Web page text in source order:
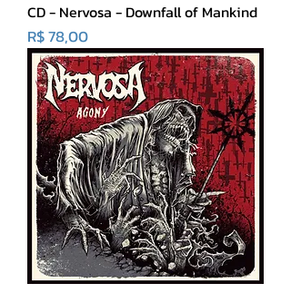
CD - Nervosa - Downfall of Mankind
Preço
R$ 78,00